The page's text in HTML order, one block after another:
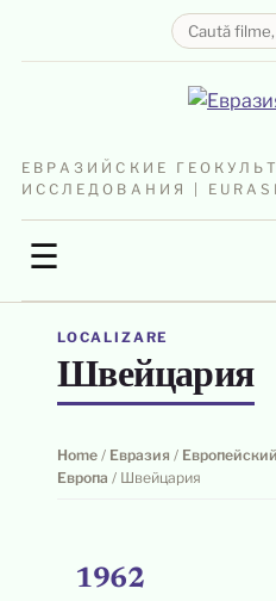
ЕВРАЗИЙСКИЕ
ИССЛЕДОВАНИЯ |
☰
LOCALIZARE
Швейцария
Home/ Евразия /
Европа / Швейцария
1962